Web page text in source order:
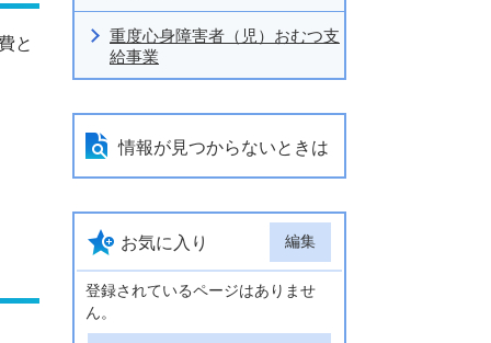
と
重度心身障害者（児）おむつ支
給事業
情報が見つからないときは
お気に入り 編集
登録されているページはありませ
ん。